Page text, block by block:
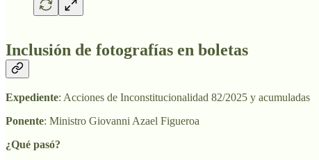
Inclusión de fotografías en boletas
Expediente: Acciones de Inconstitucionalidad 82/2025 y acumuladas
Ponente: Ministro Giovanni Azael Figueroa
¿Qué pasó?